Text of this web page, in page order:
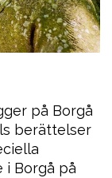
på Borgå
berättelser
i Borgå på